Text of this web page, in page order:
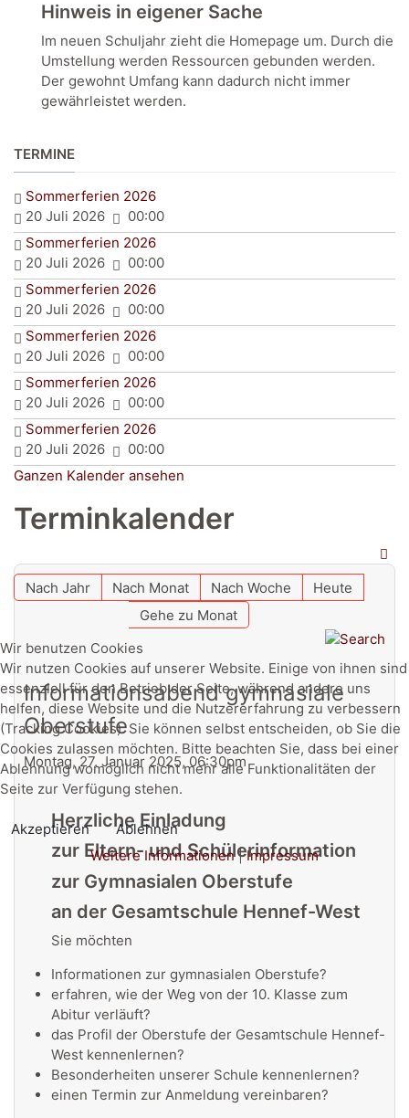
Hinweis in eigener Sache
Im neuen Schuljahr zieht die Homepage um. Durch die
Umstellung werden Ressourcen gebunden werden.
Der gewohnt Umfang kann dadurch nicht immer
gewährleistet werden.
TERMINE
Sommerferien 2026
20 Juli 2026
00:00
Sommerferien 2026
20 Juli 2026
00:00
Sommerferien 2026
20 Juli 2026
00:00
Sommerferien 2026
20 Juli 2026
00:00
Sommerferien 2026
20 Juli 2026
00:00
Sommerferien 2026
20 Juli 2026
00:00
Ganzen Kalender ansehen
Terminkalender
Nach Jahr Nach Monat Nach Woche
Heute
Gehe zu Monat
Informationsabend gymnasiale
Oberstufe
Montag, 27. Januar 2025, 06:30pm
Herzliche Einladung
zur Eltern- und Schülerinformation
zur Gymnasialen Oberstufe
an der Gesamtschule Hennef-West
Sie möchten
Informationen zur gymnasialen Oberstufe?
erfahren, wie der Weg von der 10. Klasse zum
Abitur verläuft?
das Profil der Oberstufe der Gesamtschule Hennef-
West kennenlernen?
Besonderheiten unserer Schule kennenlernen?
einen Termin zur Anmeldung vereinbaren?
Wir benutzen Cookies
Wir nutzen Cookies auf unserer Website. Einige von ihnen sind
essenziell für den Betrieb der Seite, während andere uns
helfen, diese Website und die Nutzererfahrung zu verbessern
(Tracking Cookies). Sie können selbst entscheiden, ob Sie die
Cookies zulassen möchten. Bitte beachten Sie, dass bei einer
Ablehnung womöglich nicht mehr alle Funktionalitäten der
Seite zur Verfügung stehen.
Akzeptieren
Ablehnen
Weitere Informationen|Impressum